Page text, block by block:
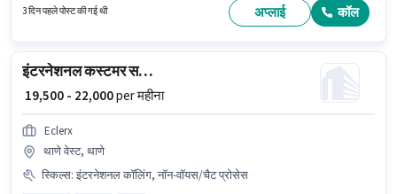
कॉलिंग, क्वेरी रेसोल्युशन जैसी स्किल्स होनी चाहिए। यह नौकरी थाणे वेस्ट, मुंबई में स्थित है।
3 दिन पहले पोस्ट की गई थी अप्लाई कॉल
इंटरनेशनल कस्टमर सपोर्ट एग्जीक्यूटिव
₹ 19,500 - 22,000per महीना
Eclerx
थाणे वेस्ट, थाणे
स्किल्स: इंटरनेशनल कॉलिंग, नॉन-वॉयस/चैट प्रोसेस